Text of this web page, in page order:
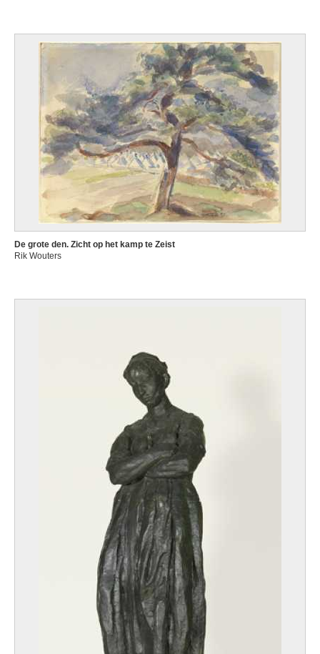
De grote den. Zicht op het kamp te Zeist
Rik Wouters